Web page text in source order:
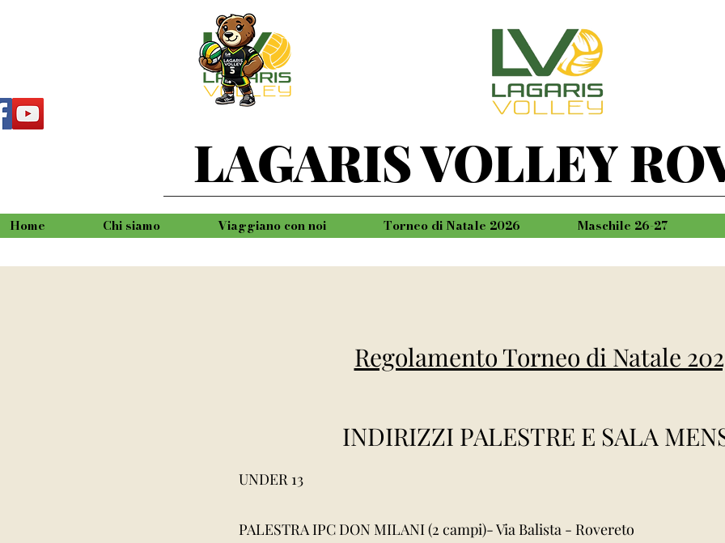
LAGARIS VOLLEY
Home Chi siamo Viaggiano con noi Torneo di Natale 2026 Maschile 26-27
Regolamento Torneo di Natale
INDIRIZZI PALESTRE E SALA
UNDER 13
PALESTRA IPC DON MILANI (2 campi)- Via Balista - Rovereto